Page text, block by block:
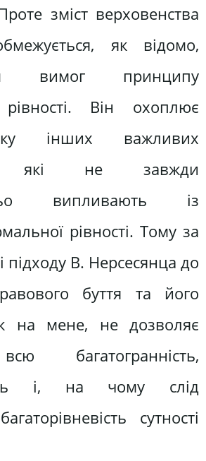
зміст верховенства
як відомо,
вимог принципу
Він охоплює
інших важливих
які не завжди
випливають із
рівності. Тому за
підходу В. Нерсесянца до
буття та його
на мене, не дозволяє
багатогранність,
і, на чому слід
сутності